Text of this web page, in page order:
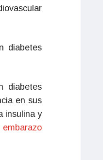
diabetes
diabetes
en sus
insulina y